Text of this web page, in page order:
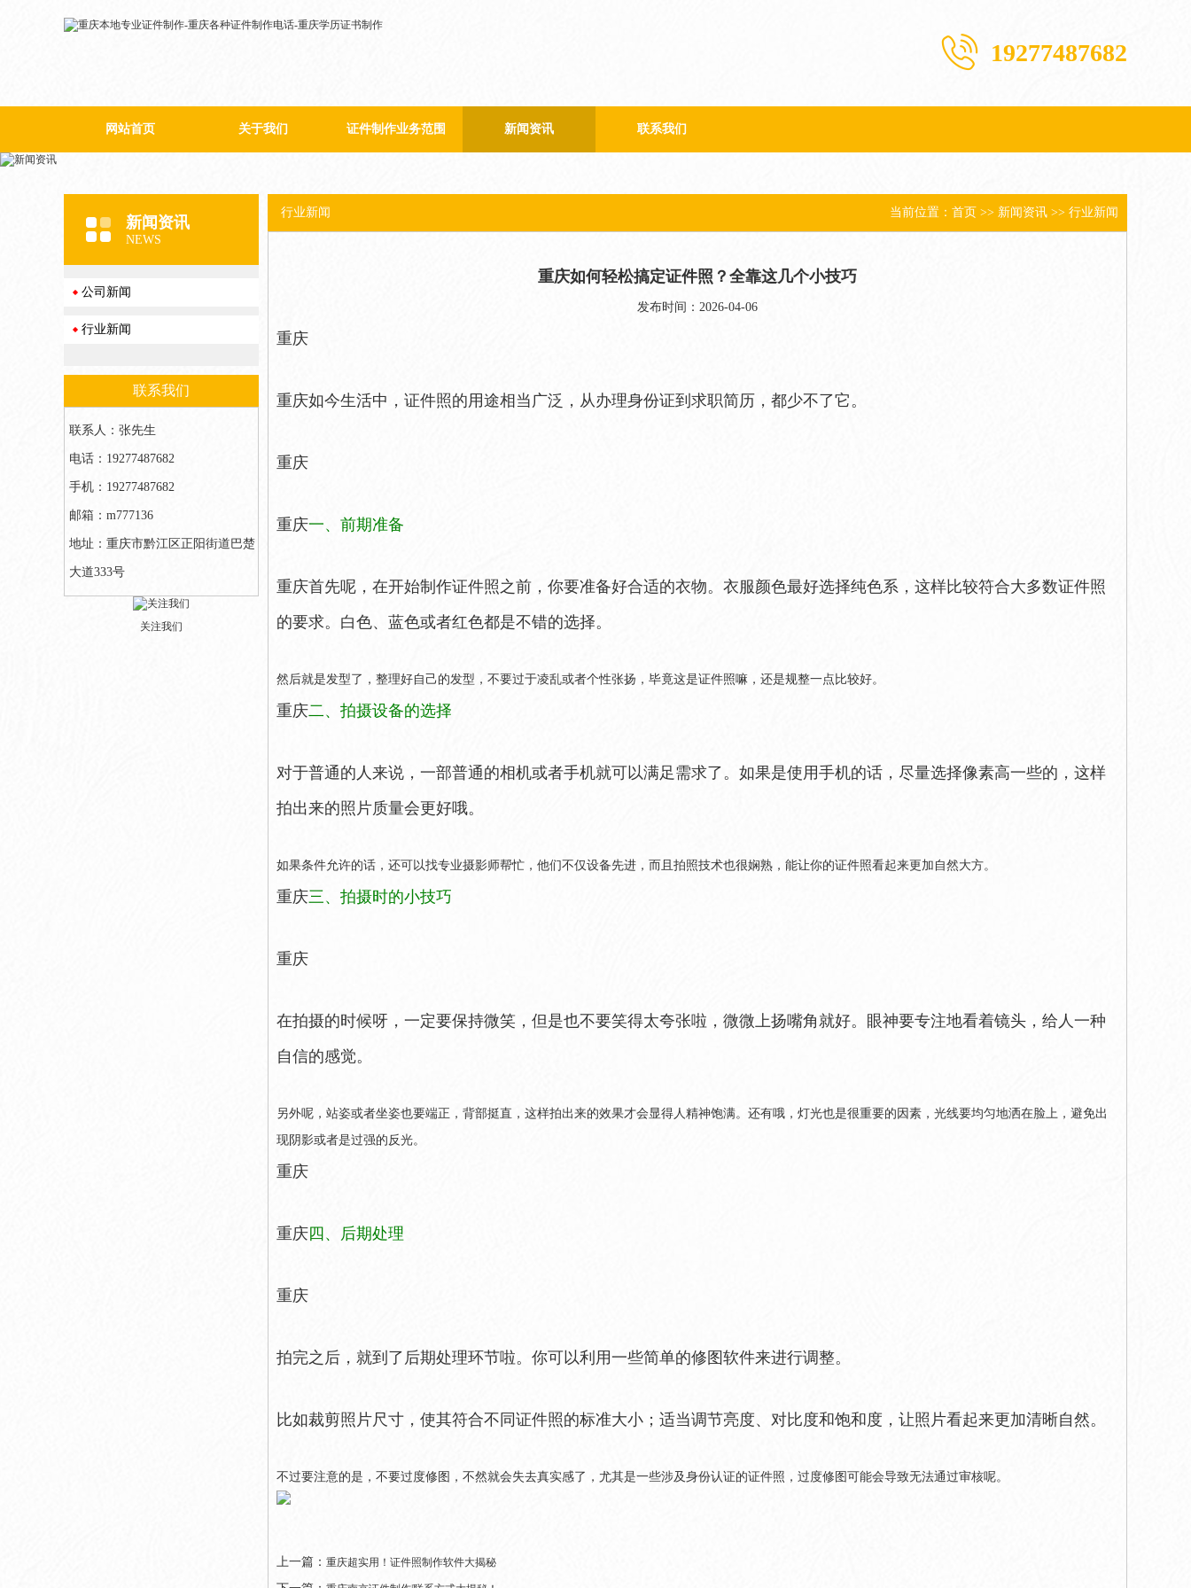
19277487682
网站首页 关于我们 证件制作业务范围 新闻资讯 联系我们
新闻资讯
NEWS
公司新闻
行业新闻
联系我们
联系人：张先生
电话：19277487682
手机：19277487682
邮箱：m777136
地址：重庆市黔江区正阳街道巴楚
大道333号
关注我们
当前位置： 首页 >> 新闻资讯 >> 行业新闻
行业新闻
重庆如何轻松搞定证件照？全靠这几个小技巧
发布时间：2026-04-06
重庆
重庆如今生活中，证件照的用途相当广泛，从办理身份证到求职简历，都少不了它。
重庆
重庆一、前期准备
重庆首先呢，在开始制作证件照之前，你要准备好合适的衣物。衣服颜色最好选择纯色系，这样比较符合大多数证件照
的要求。白色、蓝色或者红色都是不错的选择。
然后就是发型了，整理好自己的发型，不要过于凌乱或者个性张扬，毕竟这是证件照嘛，还是规整一点比较好。
重庆二、拍摄设备的选择
对于普通的人来说，一部普通的相机或者手机就可以满足需求了。如果是使用手机的话，尽量选择像素高一些的，这样
拍出来的照片质量会更好哦。
如果条件允许的话，还可以找专业摄影师帮忙，他们不仅设备先进，而且拍照技术也很娴熟，能让你的证件照看起来更加自然大方。
重庆三、拍摄时的小技巧
重庆
在拍摄的时候呀，一定要保持微笑，但是也不要笑得太夸张啦，微微上扬嘴角就好。眼神要专注地看着镜头，给人一种
自信的感觉。
另外呢，站姿或者坐姿也要端正，背部挺直，这样拍出来的效果才会显得人精神饱满。还有哦，灯光也是很重要的因素，光线要均匀地洒在脸上，避免出
现阴影或者是过强的反光。
重庆
重庆四、后期处理
重庆
拍完之后，就到了后期处理环节啦。你可以利用一些简单的修图软件来进行调整。
比如裁剪照片尺寸，使其符合不同证件照的标准大小；适当调节亮度、对比度和饱和度，让照片看起来更加清晰自然。
不过要注意的是，不要过度修图，不然就会失去真实感了，尤其是一些涉及身份认证的证件照，过度修图可能会导致无法通过审核呢。
上一篇： 重庆超实用！证件照制作软件大揭秘